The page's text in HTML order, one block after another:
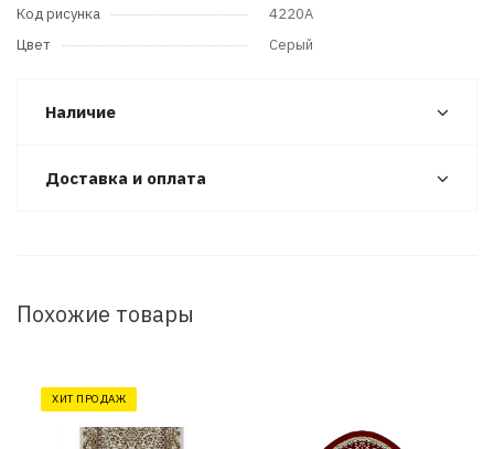
Код рисунка
4220A
Цвет
Серый
Наличие
Доставка и оплата
Похожие товары
ХИТ ПРОДАЖ